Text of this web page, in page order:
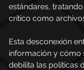
estándares,
crítico como
Esta desconexión
información y cómo
debilita las políticas